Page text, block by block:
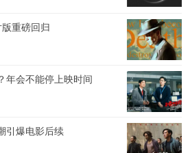
重磅回归
年会不能停上映时间
引爆电影后续